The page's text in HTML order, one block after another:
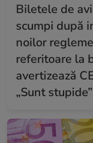
Biletele de
scumpi după
noilor
referitoare la
avertizează
„Sunt stupide”